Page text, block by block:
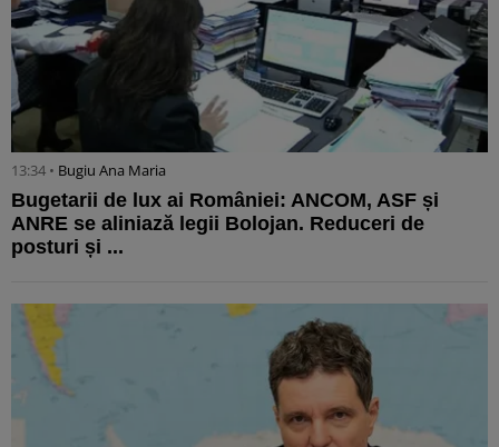
13:34 • Bugiu ⁠Ana Maria
Bugetarii de lux ai României: ANCOM, ASF și
ANRE se aliniază legii Bolojan. Reduceri de
posturi și ...